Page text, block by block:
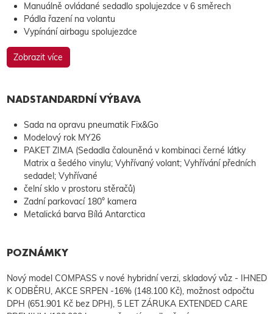
Manuálně ovládané sedadlo spolujezdce v 6 směrech
Pádla řazení na volantu
Vypínání airbagu spolujezdce
Zobrazit více
NADSTANDARDNÍ VÝBAVA
Sada na opravu pneumatik Fix&Go
Modelový rok MY26
PAKET ZIMA (Sedadla čalouněná v kombinaci černé látky
Matrix a šedého vinylu; Vyhřívaný volant; Vyhřívání předních
sedadel; Vyhřívané
čelní sklo v prostoru stěračů)
Zadní parkovací 180° kamera
Metalická barva Bílá Antarctica
POZNÁMKY
Nový model COMPASS v nové hybridní verzi, skladový vůz - IHNED
K ODBĚRU, AKCE SRPEN -16% (148.100 Kč), možnost odpočtu
DPH (651.901 Kč bez DPH), 5 LET ZÁRUKA EXTENDED CARE